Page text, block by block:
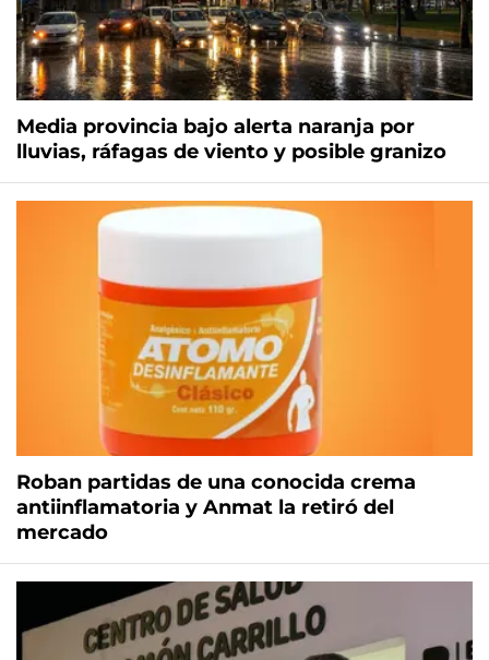
Media provincia bajo alerta naranja por
lluvias, ráfagas de viento y posible granizo
Roban partidas de una conocida crema
antiinflamatoria y Anmat la retiró del
mercado